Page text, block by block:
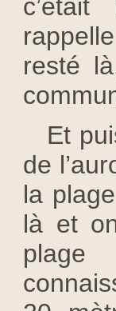
resté
Et
de
la
là et
plage